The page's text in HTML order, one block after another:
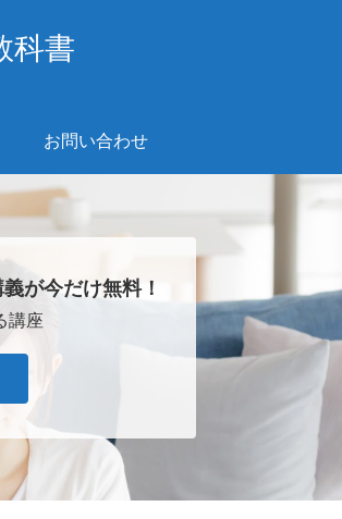
科書
お問い合わせ
が今だけ無料！
講座